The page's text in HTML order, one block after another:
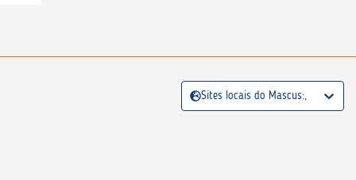
Sites locais do Mascus:,